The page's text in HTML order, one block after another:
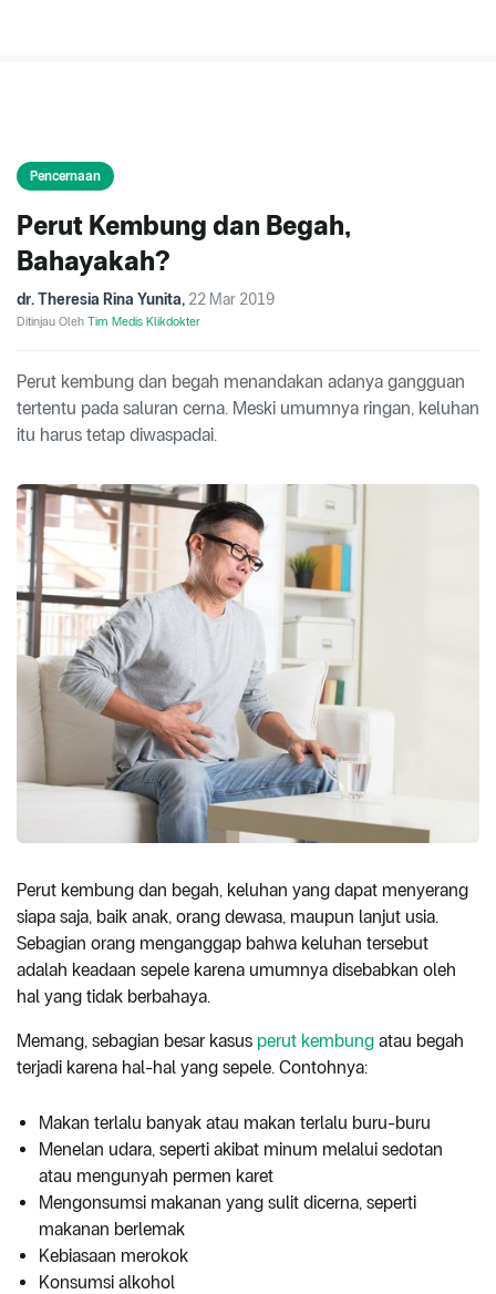
Pencernaan
Perut Kembung dan Begah,
Bahayakah?
dr. Theresia Rina Yunita, 22 Mar 2019
Ditinjau Oleh Tim Medis Klikdokter
Perut kembung dan begah menandakan adanya gangguan
tertentu pada saluran cerna. Meski umumnya ringan, keluhan
itu harus tetap diwaspadai.
Perut kembung dan begah, keluhan yang dapat menyerang
siapa saja, baik anak, orang dewasa, maupun lanjut usia.
Sebagian orang menganggap bahwa keluhan tersebut
adalah keadaan sepele karena umumnya disebabkan oleh
hal yang tidak berbahaya.
Memang, sebagian besar kasus perut kembung atau begah
terjadi karena hal-hal yang sepele. Contohnya:
Makan terlalu banyak atau makan terlalu buru-buru
Menelan udara, seperti akibat minum melalui sedotan
atau mengunyah permen karet
Mengonsumsi makanan yang sulit dicerna, seperti
makanan berlemak
Kebiasaan merokok
Konsumsi alkohol